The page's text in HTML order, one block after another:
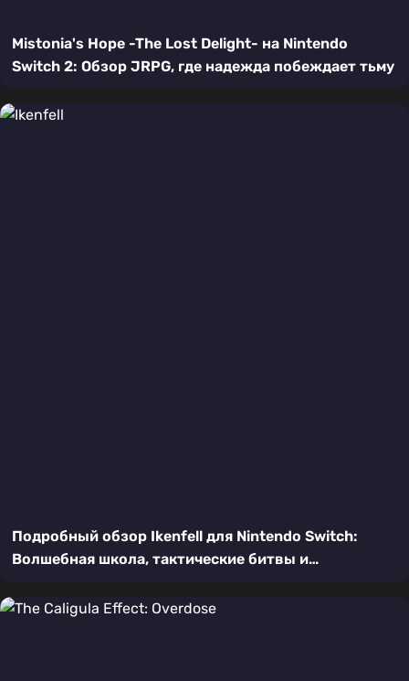
Mistonia's Hope -The Lost Delight- на Nintendo
Switch 2: Обзор JRPG, где надежда побеждает тьму
Подробный обзор Ikenfell для Nintendo Switch:
Волшебная школа, тактические битвы и